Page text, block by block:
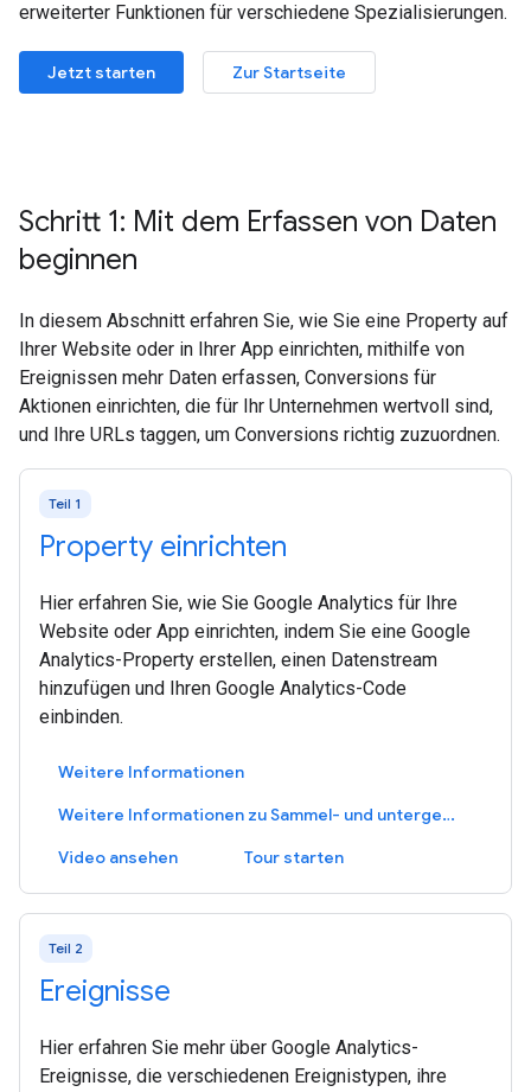
erweiterter Funktionen für verschiedene Spezialisierungen.
Jetzt starten Zur Startseite
Schritt 1: Mit dem Erfassen von Daten
beginnen
In diesem Abschnitt erfahren Sie, wie Sie eine Property auf
Ihrer Website oder in Ihrer App einrichten, mithilfe von
Ereignissen mehr Daten erfassen, Conversions für
Aktionen einrichten, die für Ihr Unternehmen wertvoll sind,
und Ihre URLs taggen, um Conversions richtig zuzuordnen.
Teil 1
Property einrichten
Hier erfahren Sie, wie Sie Google Analytics für Ihre
Website oder App einrichten, indem Sie eine Google
Analytics-Property erstellen, einen Datenstream
hinzufügen und Ihren Google Analytics-Code
einbinden.
Weitere Informationen
Weitere Informationen zu Sammel- und untergeordneten Properties (360)
Video ansehen
Tour starten
Teil 2
Ereignisse
Hier erfahren Sie mehr über Google Analytics-
Ereignisse, die verschiedenen Ereignistypen, ihre